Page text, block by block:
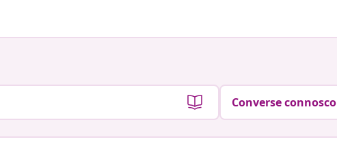
Converse connosco